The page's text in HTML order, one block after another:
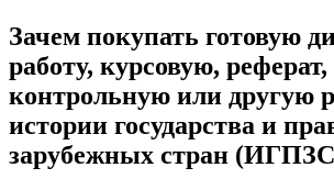
Зачем покупать готовую
работу, курсовую, реферат,
контрольную или другую
истории государства и
зарубежных стран